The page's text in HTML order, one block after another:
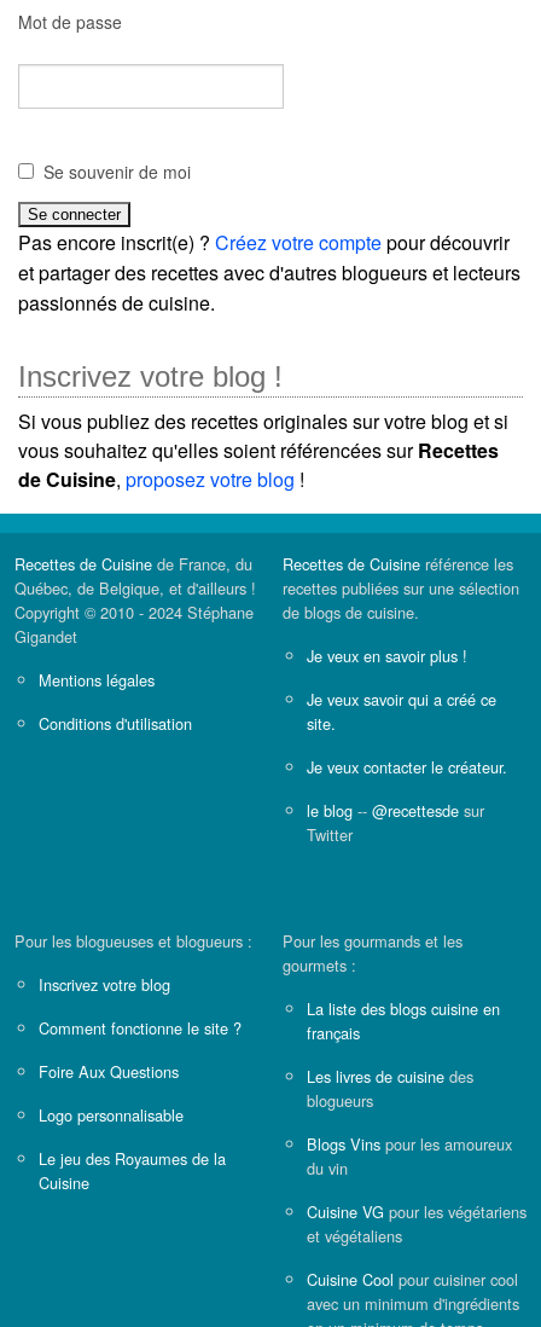
Mot de passe
Se souvenir de moi
Pas encore inscrit(e) ? Créez votre comptepour découvrir
et partager des recettes avec d'autres blogueurs et lecteurs
passionnés de cuisine.
Inscrivez votre blog !
Si vous publiez des recettes originales sur votre blog et si
vous souhaitez qu'elles soient référencées surRecettes
de Cuisine, proposez votre blog !
Recettes de Cuisine de France, du
Québec, de Belgique, et d'ailleurs !
Copyright © 2010 - 2024 Stéphane
Gigandet
Mentions légales
Conditions d'utilisation
Recettes de Cuisine référence les
recettes publiées sur une sélection
de blogs de cuisine.
Je veux en savoir plus !
Je veux savoir qui a créé ce
site.
Je veux contacter le créateur.
le blog -- @recettesde sur
Twitter
Pour les blogueuses et blogueurs :
Inscrivez votre blog
Comment fonctionne le site ?
Foire Aux Questions
Logo personnalisable
Le jeu des Royaumes de la
Cuisine
Pour les gourmands et les
gourmets :
La liste des blogs cuisine en
français
Les livres de cuisine des
blogueurs
Blogs Vins pour les amoureux
du vin
Cuisine VG pour les végétariens
et végétaliens
Cuisine Cool pour cuisiner cool
avec un minimum d'ingrédients